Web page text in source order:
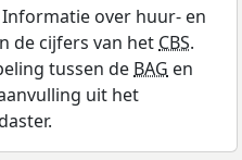
over huur- en
de cijfers van hetCBS.
tussen deBAG en
uit het